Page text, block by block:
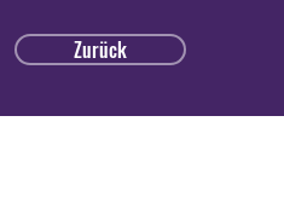
Zurück